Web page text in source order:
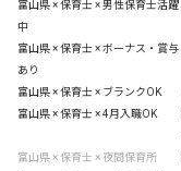
富山県 × 保育士 × 男性保育士活躍
中
富山県 × 保育士 × ボーナス・賞与
あり
富山県 × 保育士 × ブランクOK
富山県 × 保育士 × 4月入職OK
富山県 × 保育士 × 夜間保育所